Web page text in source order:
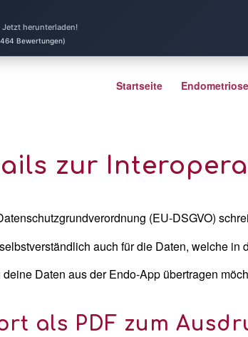
Jetzt herunterladen!
Bewertungen)
Startseite
zur
(EU-DSGVO)
auch für die Daten, welche in
Daten aus der Endo-App übertragen
als PDF zum